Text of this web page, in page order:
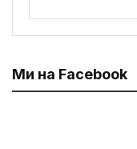
Ми на Facebook